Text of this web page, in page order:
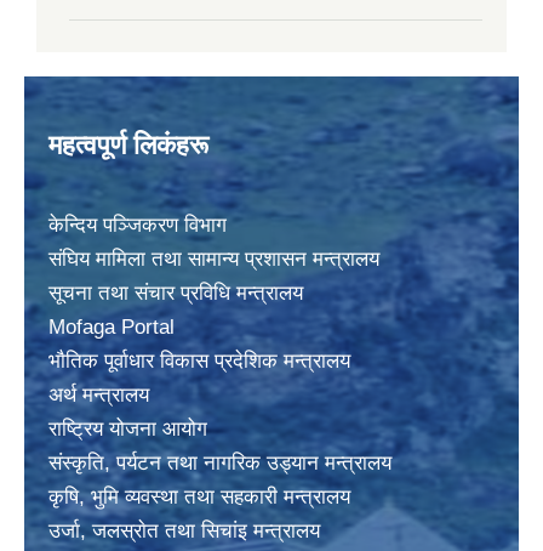
महत्वपूर्ण लिकंहरू
केन्दिय पञ्जिकरण विभाग
संघिय मामिला तथा सामान्य प्रशासन मन्त्रालय
सूचना तथा संचार प्रविधि मन्त्रालय
Mofaga Portal
भाैतिक पूर्वाधार विकास प्रदेशिक मन्त्रालय
अर्थ मन्त्रालय
राष्ट्रिय योजना आयोग
संस्कृति, पर्यटन तथा नागरिक उड्यान मन्त्रालय
कृषि, भुमि व्यवस्था तथा सहकारी मन्त्रालय
उर्जा, जलस्राेत तथा सिचांइ मन्त्रालय